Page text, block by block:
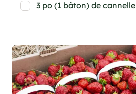
3 po (1 bâton) de cannelle